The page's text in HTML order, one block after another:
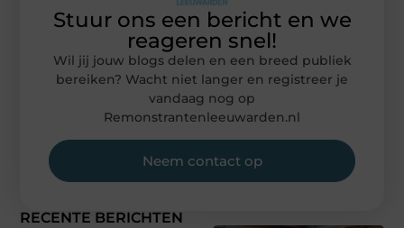
RECENTE BERICHTEN
Stuur ons een bericht en we
reageren snel!
Wil jij jouw blogs delen en een breed publiek
bereiken? Wacht niet langer en registreer je
vandaag nog op
Remonstrantenleeuwarden.nl
Neem contact op